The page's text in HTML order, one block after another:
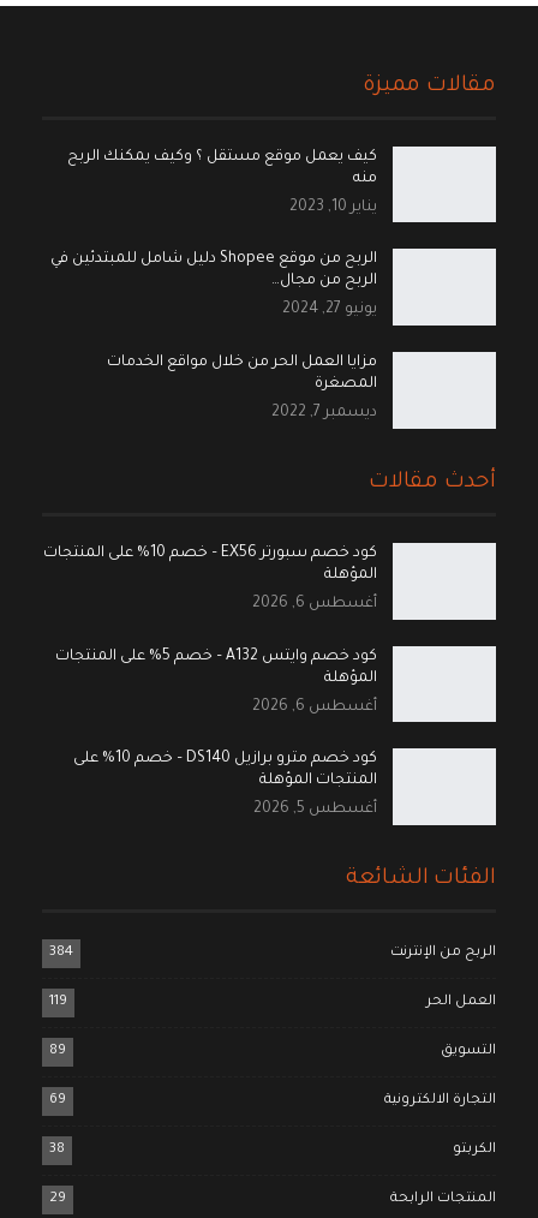
مقالات مميزة
كيف يعمل موقع مستقل ؟ وكيف يمكنك الربح
منه
يناير 10, 2023
الربح من موقع Shopee دليل شامل للمبتدئين في
الربح من مجال…
يونيو 27, 2024
مزايا العمل الحر من خلال مواقع الخدمات
المصغرة
ديسمبر 7, 2022
أحدث مقالات
كود خصم سبورتر EX56 – خصم 10% على المنتجات
المؤهلة
أغسطس 6, 2026
كود خصم وايتس A132 – خصم 5% على المنتجات
المؤهلة
أغسطس 6, 2026
كود خصم مترو برازيل DS140 – خصم 10% على
المنتجات المؤهلة
أغسطس 5, 2026
الفئات الشائعة
الربح من الإنترنت 384
العمل الحر 119
التسويق 89
التجارة الالكترونية 69
الكربتو 38
المنتجات الرابحة 29